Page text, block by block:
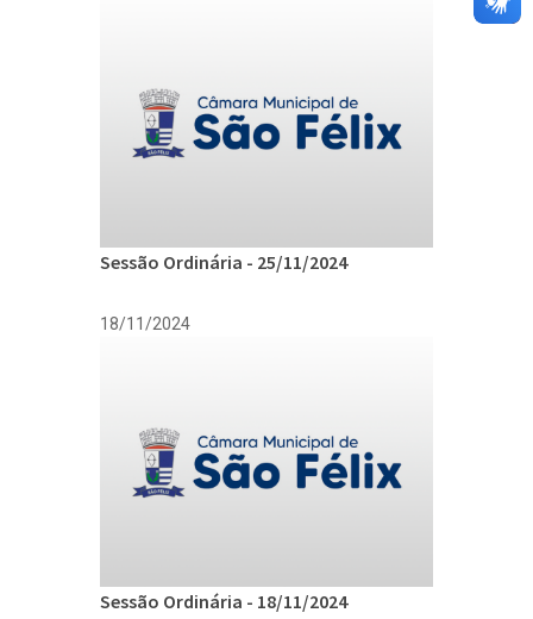
Sessão Ordinária - 25/11/2024
18/11/2024
Sessão Ordinária - 18/11/2024